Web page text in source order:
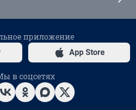
приложение
App Store
в соцсетях